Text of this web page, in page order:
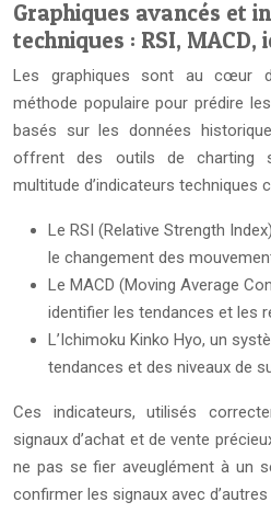
Graphiques avancés et
techniques : RSI, MACD,
Les graphiques sont au cœur
méthode populaire pour prédire
basés sur les données
offrent des outils de charting
multitude d’indicateurs techniques
Le RSI (Relative Strength
le changement des
Le MACD (Moving Average
identifier les tendances et les
L’Ichimoku Kinko Hyo, un
tendances et des niveaux de
Ces indicateurs, utilisés
signaux d’achat et de vente
ne pas se fier aveuglément à un
confirmer les signaux avec